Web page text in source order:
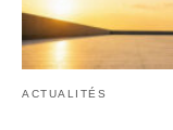
ACTUALITÉS